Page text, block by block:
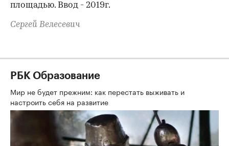
площадью. Ввод - 2019г.
Сергей Велесевич
РБК Образование
Мир не будет прежним: как перестать выживать и
настроить себя на развитие